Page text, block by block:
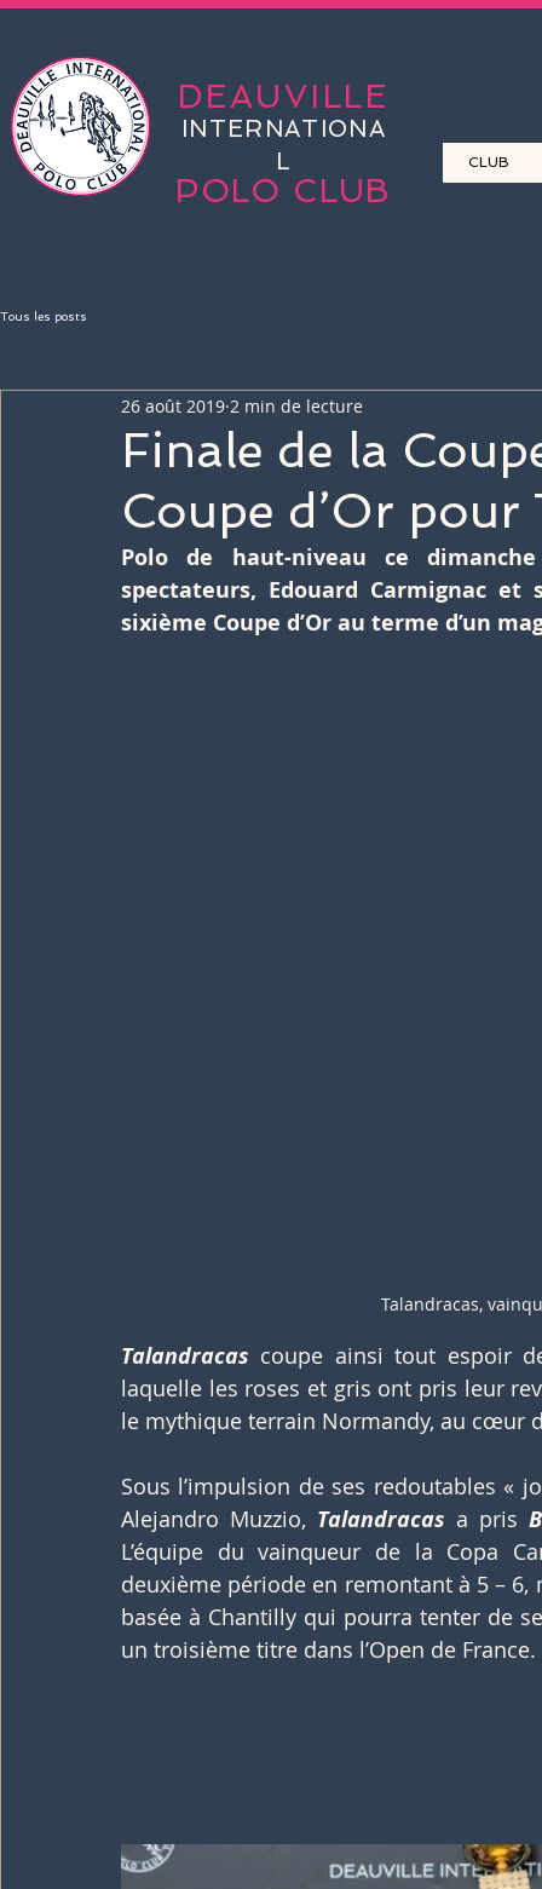
DEAUVILLE
INTERNATIONA
L
POLO CLUB
CLUB
Tous les posts
Finale de la
Coupe d’Or pour
26 août 2019 2 min de lecture
Polo de haut-niveau ce
spectateurs, Edouard Carmignac
sixième Coupe d’Or au terme d’un
Talandracas,
Talandracas coupe ainsi tout espoir
laquelle les roses et gris ont pris leur
le mythique terrain Normandy, au cœur
Sous l’impulsion de ses redoutables «
Alejandro Muzzio, Talandracas a pris
L’équipe du vainqueur de la Copa
deuxième période en remontant à 5 –
basée à Chantilly qui pourra tenter de
un troisième titre dans l’Open de France.